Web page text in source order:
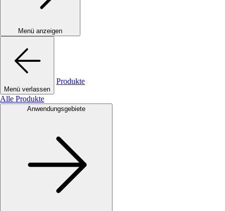
Menü anzeigen
Menü verlassen
Produkte
Alle Produkte
Anwendungsgebiete